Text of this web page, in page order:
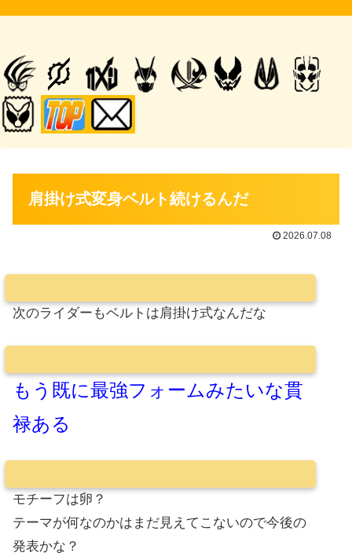
肩掛け式変身ベルト続けるんだ
2026.07.08
次のライダーもベルトは肩掛け式なんだな
もう既に最強フォームみたいな貫
禄ある
モチーフは卵？
テーマが何なのかはまだ見えてこないので今後の
発表かな？